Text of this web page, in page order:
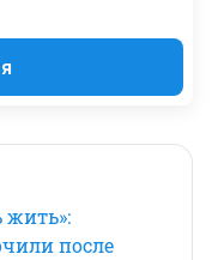
жить»:
после